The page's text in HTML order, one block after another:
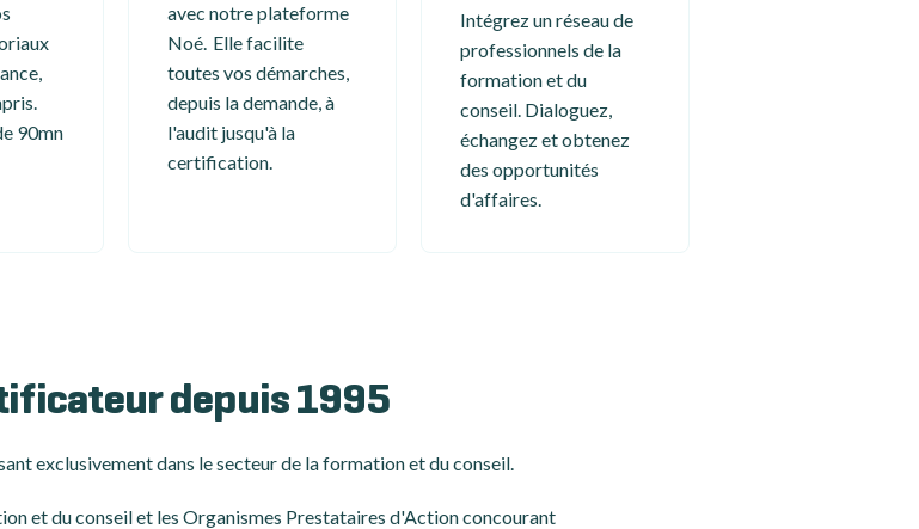
90mn
avec notre plateforme
Noé. Elle facilite
toutes vos démarches,
depuis la demande, à
l'audit jusqu'à la
certification.
Intégrez un réseau de
professionnels de la
formation et du
conseil. Dialoguez,
échangez et obtenez
des opportunités
d'affaires.
depuis 1995
exclusivement dans le secteur de la formation et du conseil.
et du conseil et les Organismes Prestataires d'Action concourant